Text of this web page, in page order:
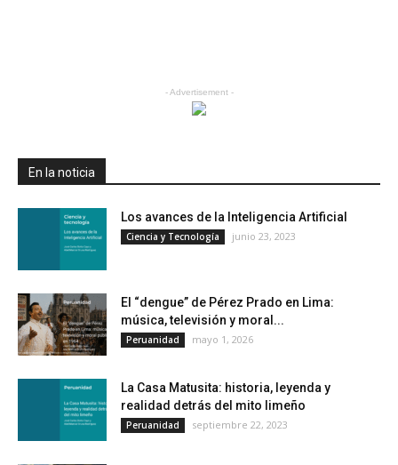
- Advertisement -
En la noticia
Los avances de la Inteligencia Artificial
Ciencia y Tecnología junio 23, 2023
El “dengue” de Pérez Prado en Lima:
música, televisión y moral...
Peruanidad mayo 1, 2026
La Casa Matusita: historia, leyenda y
realidad detrás del mito limeño
Peruanidad septiembre 22, 2023